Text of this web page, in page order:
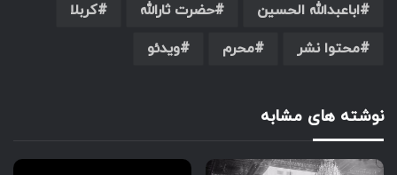
اباعبدالله الحسین حضرت ثارالله
کربلا
محتوا نشر
محرم ویدئو
نوشته های مشابه